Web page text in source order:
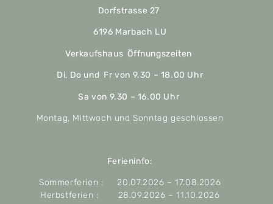
Dorfstrasse 27
6196 Marbach LU
Verkaufshaus Öffnungszeiten
Di, Do und Fr von 9.30 – 18.00 Uhr
Sa von 9.30 – 16.00 Uhr
Montag, Mittwoch und Sonntag geschlossen
Ferieninfo:
Sommerferien : 20.07.2026 – 17.08.2026
Herbstferien : 28.09.2026 – 11.10.2026